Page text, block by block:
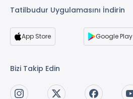
Tatilbudur Uygulamasını İndirin
App Store Google Play
Bizi Takip Edin